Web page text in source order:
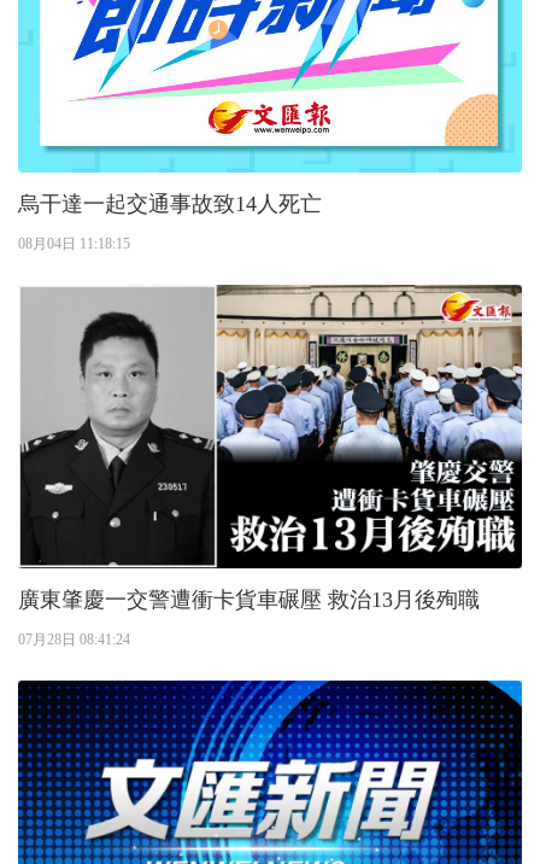
烏干達一起交通事故致14人死亡
08月04日 11:18:15
廣東肇慶一交警遭衝卡貨車碾壓 救治13月後殉職
07月28日 08:41:24